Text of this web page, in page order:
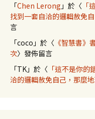
「Chen Lerong 」於〈 「
找到一套自洽的邏輯赦免
言
「coco 」於〈 《智慧書》
次〉發佈留言
「TK」於〈 「這不是你
洽的邏輯赦免自己，那麼